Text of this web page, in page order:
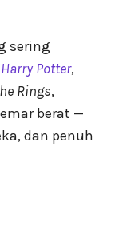
sering
Harry Potter,
Rings,
berat —
dan penuh